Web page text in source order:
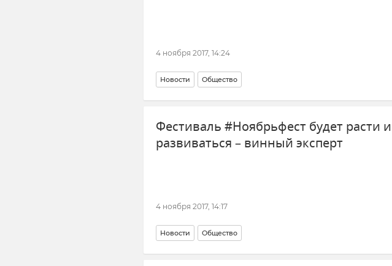
4 ноября 2017, 14:24
Новости Общество
Фестиваль #Ноябрьфест будет расти и
развиваться – винный эксперт
4 ноября 2017, 14:17
Новости Общество